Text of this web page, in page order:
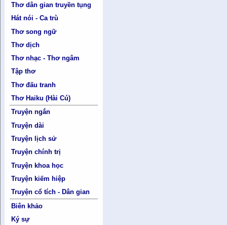
Thơ dân gian truyền tụng
Hát nói - Ca trù
Thơ song ngữ
Thơ dịch
Thơ nhạc - Thơ ngâm
Tập thơ
Thơ đấu tranh
Thơ Haiku (Hài Cú)
Truyện ngắn
Truyện dài
Truyện lịch sử
Truyện chính trị
Truyện khoa học
Truyện kiếm hiệp
Truyện cổ tích - Dân gian
Biên khảo
Ký sự